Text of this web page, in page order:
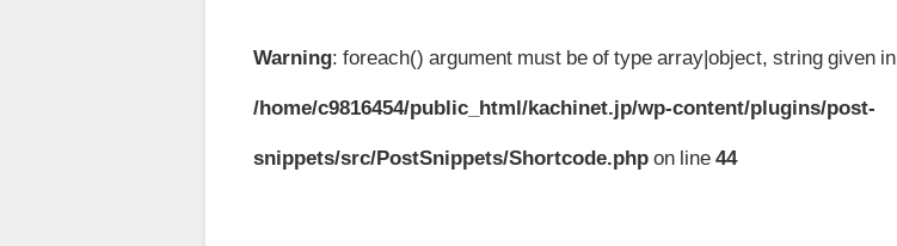
Warning: foreach() argument must be of type array|object, string given in
/home/c9816454/public_html/kachinet.jp/wp-content/plugins/post-
snippets/src/PostSnippets/Shortcode.php on line44